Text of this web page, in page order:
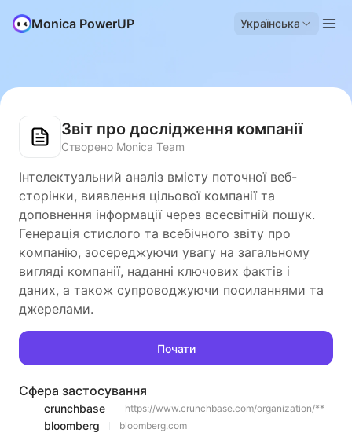
Monica PowerUP Українська
Звіт про дослідження компанії
Створено Monica Team
Інтелектуальний аналіз вмісту поточної веб-
сторінки, виявлення цільової компанії та
доповнення інформації через всесвітній пошук.
Генерація стислого та всебічного звіту про
компанію, зосереджуючи увагу на загальному
вигляді компанії, наданні ключових фактів і
даних, а також супроводжуючи посиланнями та
джерелами.
Почати
Сфера застосування
crunchbase https://www.crunchbase.com/organization/**
bloomberg bloomberg.com